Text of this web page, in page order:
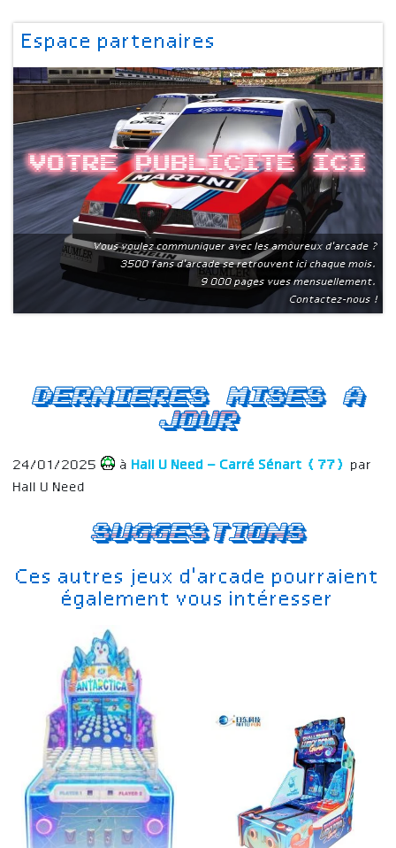
Espace partenaires
Votre publicite ici
Vous voulez communiquer avec les amoureux d'arcade ?
3500 fans d'arcade se retrouvent ici chaque mois.
9 000 pages vues mensuellement.
Contactez-nous !
Suggestions
Ces autres jeux d'arcade pourraient
également vous intéresser
Dernieres mises a
jour
24/01/2025 à Hall U Need – Carré Sénart (77)
par
Hall U Need